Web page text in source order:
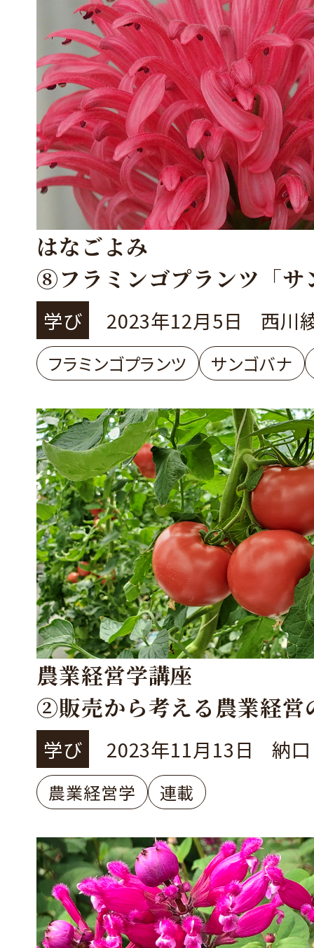
はなごよみ
⑧フラミンゴプランツ「サ
ナ」
学び 2023年12月5日 西川
フラミンゴプランツ サンゴバナ
農業経営学講座
②販売から考える農業経営
学び 2023年11月13日 納
農業経営学 連載